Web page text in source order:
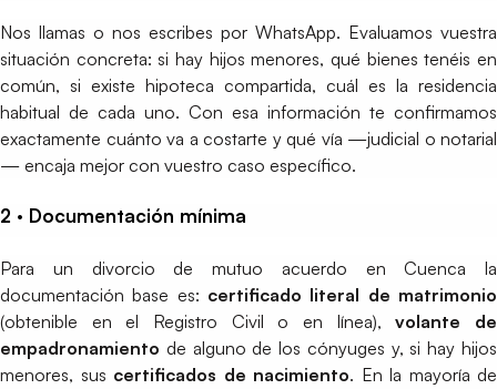
Nos llamas o nos escribes por WhatsApp. Evaluamos vuestra
situación concreta: si hay hijos menores, qué bienes tenéis en
común, si existe hipoteca compartida, cuál es la residencia
habitual de cada uno. Con esa información te confirmamos
exactamente cuánto va a costarte y qué vía —judicial o notarial
— encaja mejor con vuestro caso específico.
2 · Documentación mínima
Para un divorcio de mutuo acuerdo en Cuenca la
documentación base es: certificado literal de matrimonio
(obtenible en el Registro Civil o en línea),volante de
empadronamiento de alguno de los cónyuges y, si hay hijos
menores, sus certificados de nacimiento. En la mayoría de